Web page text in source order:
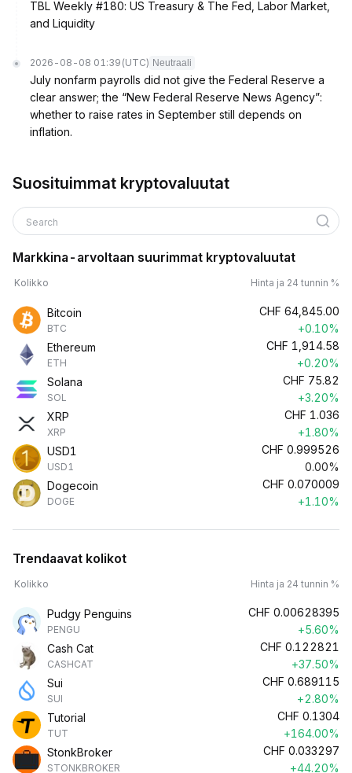
TBL Weekly #180: US Treasury & The Fed, Labor Market,
and Liquidity
2026-08-08 01:39 (UTC) Neutraali
July nonfarm payrolls did not give the Federal Reserve a
clear answer; the “New Federal Reserve News Agency”:
whether to raise rates in September still depends on
inflation.
Suosituimmat kryptovaluutat
Search
Markkina-arvoltaan suurimmat kryptovaluutat
Kolikko Hinta ja 24 tunnin %
Bitcoin
BTC
CHF 64,845.00
+0.10%
Ethereum
ETH
CHF 1,914.58
+0.20%
Solana
SOL
CHF 75.82
+3.20%
XRP
XRP
CHF 1.036
+1.80%
USD1
USD1
CHF 0.999526
0.00%
Dogecoin
DOGE
CHF 0.070009
+1.10%
Trendaavat kolikot
Kolikko Hinta ja 24 tunnin %
Pudgy Penguins
PENGU
CHF 0.00628395
+5.60%
Cash Cat
CASHCAT
CHF 0.122821
+37.50%
Sui
SUI
CHF 0.689115
+2.80%
Tutorial
TUT
CHF 0.1304
+164.00%
StonkBroker
STONKBROKER
CHF 0.033297
+44.20%